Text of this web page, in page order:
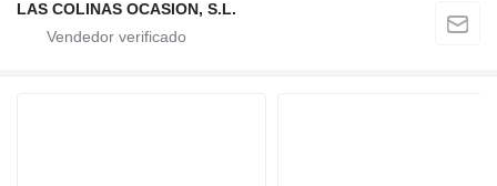
LAS COLINAS OCASION, S.L.